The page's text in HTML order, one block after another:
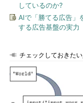
しているのか?
AIで「勝てる広告」
する広告基盤の実力
チェックしておきた